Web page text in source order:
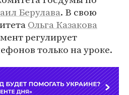
Берулава. В свою
Ольга Казакова
регулирует
только на уроке.